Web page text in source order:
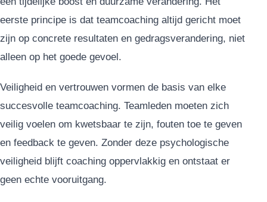
eerste principe is dat teamcoaching altijd gericht moet
zijn op concrete resultaten en gedragsverandering, niet
alleen op het goede gevoel.
Veiligheid en vertrouwen vormen de basis van elke
succesvolle teamcoaching. Teamleden moeten zich
veilig voelen om kwetsbaar te zijn, fouten toe te geven
en feedback te geven. Zonder deze psychologische
veiligheid blijft coaching oppervlakkig en ontstaat er
geen echte vooruitgang.